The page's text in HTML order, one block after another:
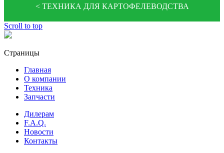
< ТЕХНИКА ДЛЯ КАРТОФЕЛЕВОДСТВА
Scroll to top
Страницы
Главная
О компании
Техника
Запчасти
Дилерам
F.A.Q.
Новости
Контакты